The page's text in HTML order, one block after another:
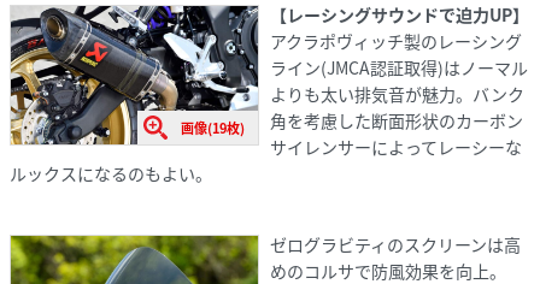
画像(19枚)
【レーシングサウンドで迫力UP】
アクラポヴィッチ製のレーシング
ライン(JMCA認証取得)はノーマル
よりも太い排気音が魅力。バンク
角を考慮した断面形状のカーボン
サイレンサーによってレーシーな
ルックスになるのもよい。
ゼログラビティのスクリーンは高
めのコルサで防風効果を向上。